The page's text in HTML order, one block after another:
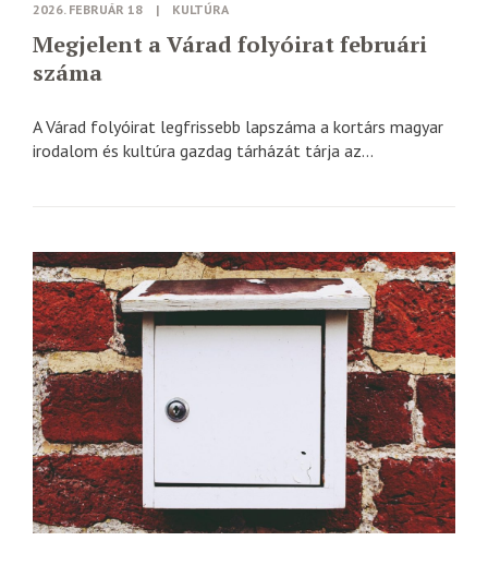
2026. FEBRUÁR 18 | KULTÚRA
Megjelent a Várad folyóirat februári
száma
A Várad folyóirat legfrissebb lapszáma a kortárs magyar
irodalom és kultúra gazdag tárházát tárja az...